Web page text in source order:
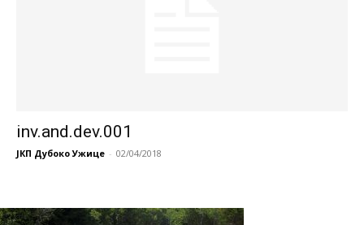
inv.and.dev.001
ЈКП Дубоко Ужице - 02/04/2018